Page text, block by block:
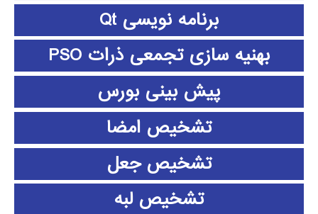
برنامه نویسی Qt
بهنیه سازی تجمعی ذرات PSO
پیش بینی بورس
تشخیص امضا
تشخیص جعل
تشخیص لبه